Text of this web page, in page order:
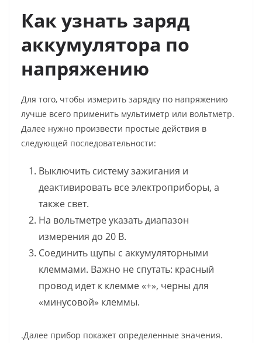
Как узнать заряд
аккумулятора по
напряжению
Для того, чтобы измерить зарядку по напряжению
лучше всего применить мультиметр или вольтметр.
Далее нужно произвести простые действия в
следующей последовательности:
Выключить систему зажигания и
деактивировать все электроприборы, а
также свет.
На вольтметре указать диапазон
измерения до 20 В.
Соединить щупы с аккумуляторными
клеммами. Важно не спутать: красный
провод идет к клемме «+», черны для
«минусовой» клеммы.
.Далее прибор покажет определенные значения.